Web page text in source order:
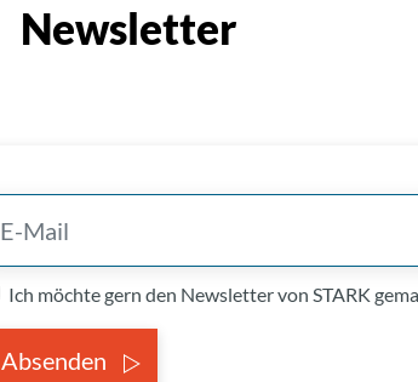
Newsletter
Ich möchte gern den Newsletter von STARK
Absenden